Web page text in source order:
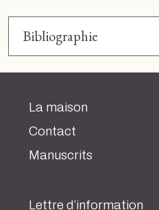
Bibliographie
La maison
Contact
Manuscrits
Lettre d’information